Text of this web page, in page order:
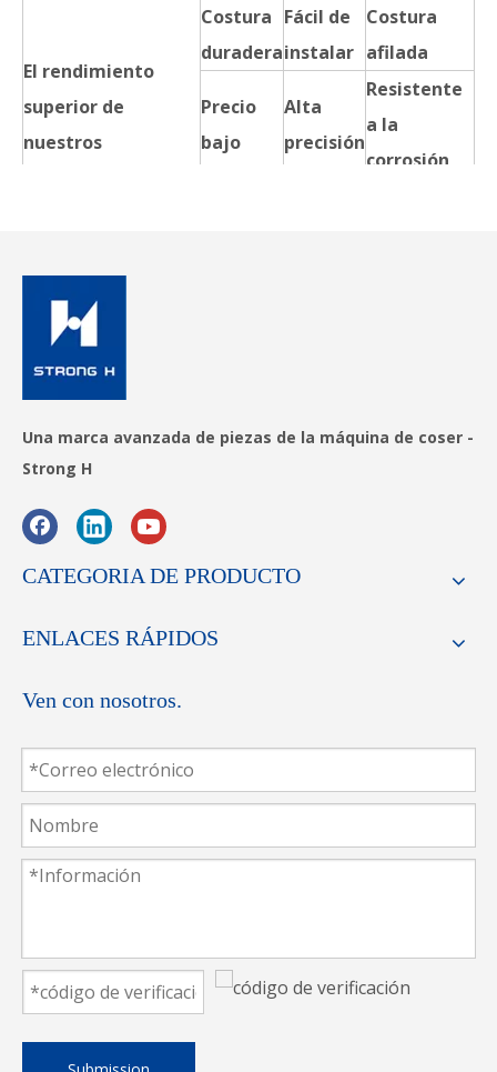
El rendimiento
superior de
nuestros
Costura
duradera
Fácil de
instalar
Costura
afilada
Precio
bajo
Alta
precisión
Resistente
a la
corrosión
Una marca avanzada de piezas de la máquina de coser -
Strong H
CATEGORIA DE PRODUCTO
ENLACES RÁPIDOS
Ven con nosotros.